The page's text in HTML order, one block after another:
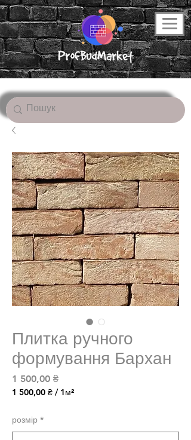
Плитка ручного
формування Бархан
1 500,00 ₴Ціна
1 500,00 ₴ / 1м²
1
розмір *